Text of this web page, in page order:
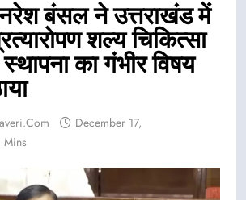
बंसल ने उत्तराखंड में
शल्य चिकित्सा
का गंभीर विषय
December 17,
Mins